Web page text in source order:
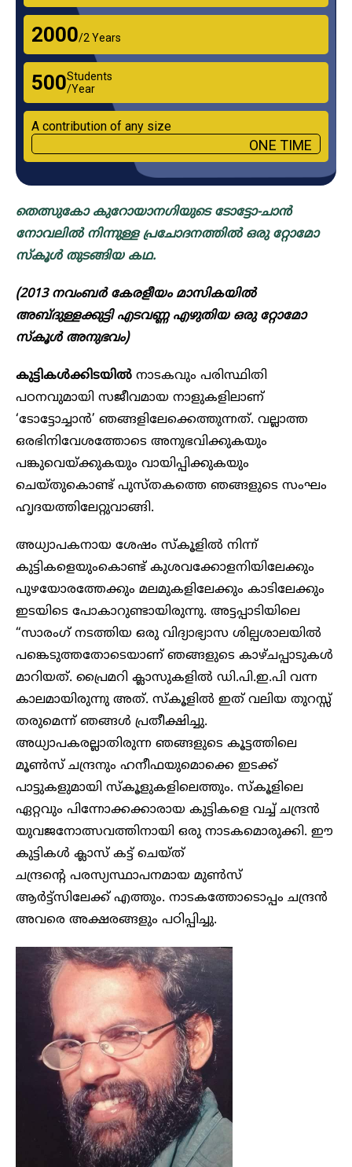
₹2000/2 Years
₹500Students
/Year
A contribution of any size
ONE TIME
തെത്സുകോ കുറോയാനഗിയുടെ ടോട്ടോ-ചാൻ
നോവലിൽ നിന്നുള്ള പ്രചോദനത്തിൽ ഒരു റ്റോമോ
സ്കൂൾ തുടങ്ങിയ കഥ.
(2013 നവംബർ കേരളീയം മാസികയിൽ
അബ്ദുള്ളക്കുട്ടി എടവണ്ണ എഴുതിയ ഒരു റ്റോമോ
സ്കൂൾ അനുഭവം)
കുട്ടികൾക്കിടയിൽ നാടകവും പരിസ്ഥിതി
പഠനവുമായി സജീവമായ നാളുകളിലാണ്
‘ടോട്ടോച്ചാൻ’ ഞങ്ങളിലേക്കെത്തുന്നത്. വല്ലാത്ത
ഒരഭിനിവേശത്തോടെ അനുഭവിക്കുകയും
പങ്കുവെയ്ക്കുകയും വായിപ്പിക്കുകയും
ചെയ്തുകൊണ്ട് പുസ്തകത്തെ ഞങ്ങളുടെ സംഘം
ഹൃദയത്തിലേറ്റുവാങ്ങി.
അധ്യാപകനായ ശേഷം സ്കൂളിൽ നിന്ന്
കുട്ടികളെയുംകൊണ്ട് കുശവക്കോളനിയിലേക്കും
പുഴയോരത്തേക്കും മലമുകളിലേക്കും കാടിലേക്കും
ഇടയിടെ പോകാറുണ്ടായിരുന്നു. അട്ടപ്പാടിയിലെ
“സാരംഗ് നടത്തിയ ഒരു വിദ്യാഭ്യാസ ശില്പശാലയിൽ
പങ്കെടുത്തതോടെയാണ് ഞങ്ങളുടെ കാഴ്ചപ്പാടുകൾ
മാറിയത്. പ്രൈമറി ക്ലാസുകളിൽ ഡി.പി.ഇ.പി വന്ന
കാലമായിരുന്നു അത്. സ്കൂളിൽ ഇത് വലിയ തുറസ്സ്
തരുമെന്ന് ഞങ്ങൾ പ്രതീക്ഷിച്ചു.
അധ്യാപകരല്ലാതിരുന്ന ഞങ്ങളുടെ കൂട്ടത്തിലെ
മൂൺസ് ചന്ദ്രനും ഹനീഫയുമൊക്കെ ഇടക്ക്
പാട്ടുകളുമായി സ്കൂളുകളിലെത്തും. സ്കൂളിലെ
ഏറ്റവും പിന്നോക്കക്കാരായ കുട്ടികളെ വച്ച് ചന്ദ്രൻ
യുവജനോത്സവത്തിനായി ഒരു നാടകമൊരുക്കി. ഈ
കുട്ടികൾ ക്ലാസ് കട്ട് ചെയ്ത്
ചന്ദ്രന്റെ പരസ്യസ്ഥാപനമായ മുൺസ്
ആർട്ട്സിലേക്ക് എത്തും. നാടകത്തോടൊപ്പം ചന്ദ്രൻ
അവരെ അക്ഷരങ്ങളും പഠിപ്പിച്ചു.